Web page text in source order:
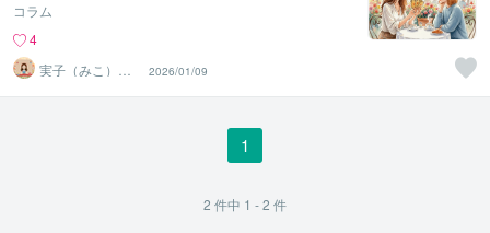
コラム
4
実子（みこ）✨
未来好転セラピ
ーカフェ
2026/01/09
1
2 件中 1 - 2 件